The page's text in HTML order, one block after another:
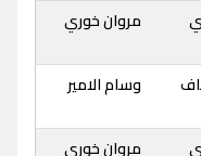
مروان خوري
وسام الامير
مروان خوري